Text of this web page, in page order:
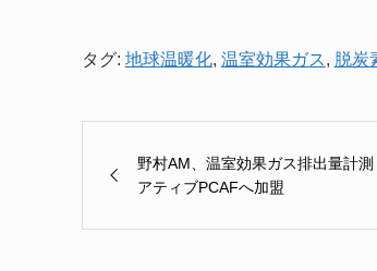
タグ: 地球温暖化, 温室効果ガス, 脱炭
野村AM、温室効果ガス排出量計
アティブPCAFへ加盟